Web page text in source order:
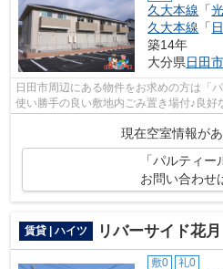
久大本線 「
久大本線 「
築14年
大分県日田市
日田市周辺にある物件をお求めの方は「
使い勝手の良い敷地内ごみ置き場付♪良好
境がよく通風良好で日も入る物件をご...
現在空室情報があ
「パルティー
お問い合わせ
賃貸 | ハイツ リバーサイド花月
敷0 礼0